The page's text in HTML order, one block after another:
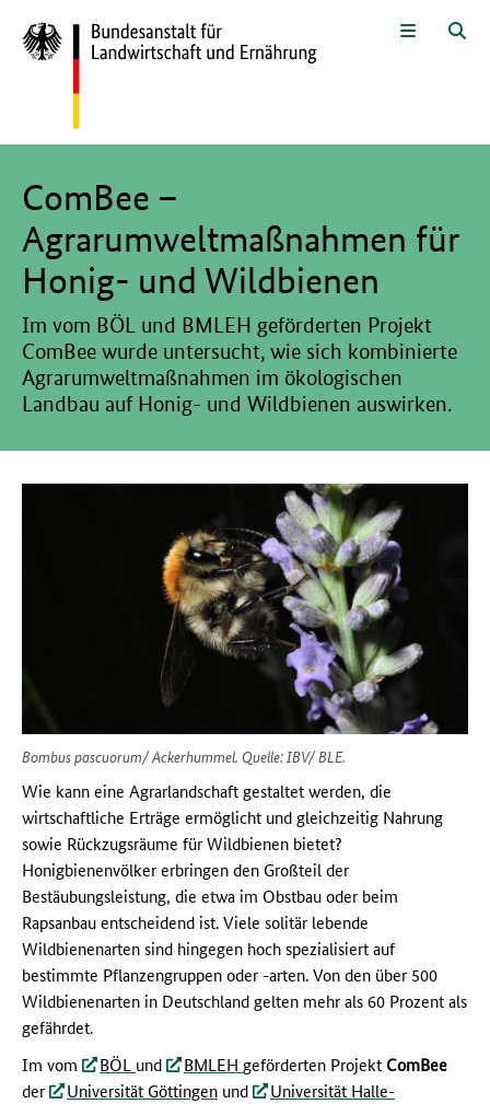
Zur Sprachwahl und Menü
ComBee –
Agrarumweltmaßnahmen für
Honig- und Wildbienen
Im vom BÖL und BMLEH geförderten Projekt
ComBee wurde untersucht, wie sich kombinierte
Agrarumweltmaßnahmen im ökologischen
Landbau auf Honig- und Wildbienen auswirken.
Bombus pascuorum/ Ackerhummel. Quelle: IBV/ BLE.
Wie kann eine Agrarlandschaft gestaltet werden, die
wirtschaftliche Erträge ermöglicht und gleichzeitig Nahrung
sowie Rückzugsräume für Wildbienen bietet?
Honigbienenvölker erbringen den Großteil der
Bestäubungsleistung, die etwa im Obstbau oder beim
Rapsanbau entscheidend ist. Viele solitär lebende
Wildbienenarten sind hingegen hoch spezialisiert auf
bestimmte Pflanzengruppen oder -arten. Von den über 500
Wildbienenarten in Deutschland gelten mehr als 60 Prozent als
gefährdet.
Im vom
BÖL und BMLEH geförderten Projekt ComBee
der
Universität Göttingen und
Universität Halle-